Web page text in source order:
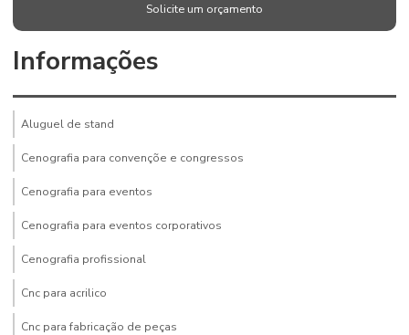
Solicite um orçamento
Informações
Aluguel de stand
Cenografia para convençõe e congressos
Cenografia para eventos
Cenografia para eventos corporativos
Cenografia profissional
Cnc para acrilico
Cnc para fabricação de peças